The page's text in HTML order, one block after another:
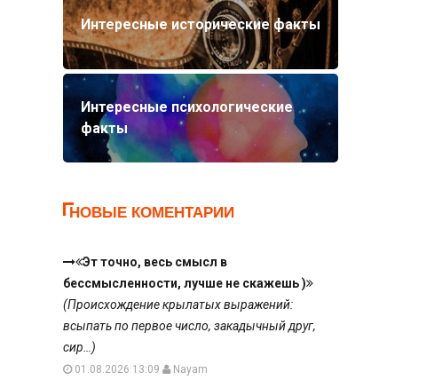
Интересные исторические факты
Интересные психологические
факты
НОВЫЕ КОМЕНТАРИИ
Эт точно, весь смысл в
бессмысленности, лучше не скажешь )
(Происхождение крылатых выражений:
всыпать по первое число, закадычный друг,
сир…)
01.08.2026 13:09 Nayam